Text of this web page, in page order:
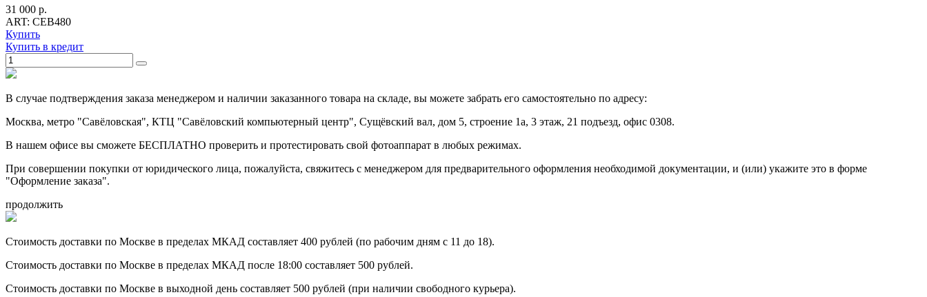
31 000 р.
ART: CEB480
Купить
Купить в кредит
В случае подтверждения заказа менеджером и наличии заказанного товара на складе, вы можете забрать его самостоятельно по адресу:
Москва, метро "Савёловская", КТЦ "Савёловский компьютерный центр", Сущёвский вал, дом 5, строение 1а, 3 этаж, 21 подъезд, офис 0308.
В нашем офисе вы сможете БЕСПЛАТНО проверить и протестировать свой фотоаппарат в любых режимах.
При совершении покупки от юридического лица, пожалуйста, свяжитесь с менеджером для предварительного оформления необходимой документации, и (или) укажите это в форме
"Оформление заказа".
продолжить
Стоимость доставки по Москве в пределах МКАД составляет 400 рублей (по рабочим дням с 11 до 18).
Стоимость доставки по Москве в пределах МКАД после 18:00 составляет 500 рублей.
Стоимость доставки по Москве в выходной день составляет 500 рублей (при наличии свободного курьера).